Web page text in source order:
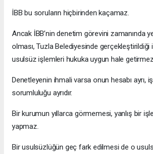
İBB bu soruların hiçbirinden kaçamaz.
Ancak İBB’nin denetim görevini zamanında
olması, Tuzla Belediyesinde gerçekleştirildiği
usulsüz işlemleri hukuka uygun hale getirmez.
Denetleyenin ihmali varsa onun hesabı ayrı,
sorumluluğu ayrıdır.
Bir kurumun yıllarca görmemesi, yanlış bir
yapmaz.
Bir usulsüzlüğün geç fark edilmesi de o